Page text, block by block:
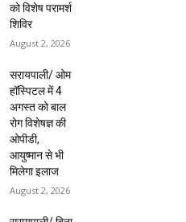
को विशेष परामर्श
शिविर
August 2, 2026
सरायपाली/ ओम
हॉस्पिटल में 4
अगस्त को बाल
रोग विशेषज्ञ की
ओपीडी,
आयुष्मान से भी
मिलेगा इलाज
August 2, 2026